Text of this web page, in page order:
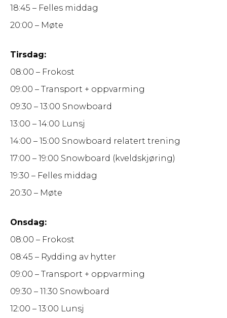
18:45 – Felles middag
20:00 – Møte
Tirsdag:
08:00 – Frokost
09:00 – Transport + oppvarming
09:30 – 13:00 Snowboard
13:00 – 14:00 Lunsj
14:00 – 15:00 Snowboard relatert trening
17:00 – 19:00 Snowboard (kveldskjøring)
19:30 – Felles middag
20:30 – Møte
Onsdag:
08:00 – Frokost
08:45 – Rydding av hytter
09:00 – Transport + oppvarming
09:30 – 11:30 Snowboard
12:00 – 13:00 Lunsj